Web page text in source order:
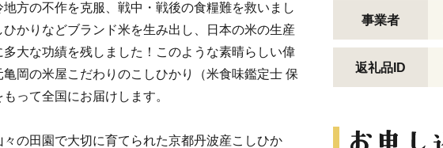
方の不作を克服、戦中・戦後の食糧難を救いまし
かりなどブランド米を生み出し、日本の米の生産
大な功績を残しました！このような素晴らしい偉
岡の米屋こだわりのこしひかり（米食味鑑定士 保
って全国にお届けします。
の田園で大切に育てられた京都丹波産こしひか
事業者
返礼品ID